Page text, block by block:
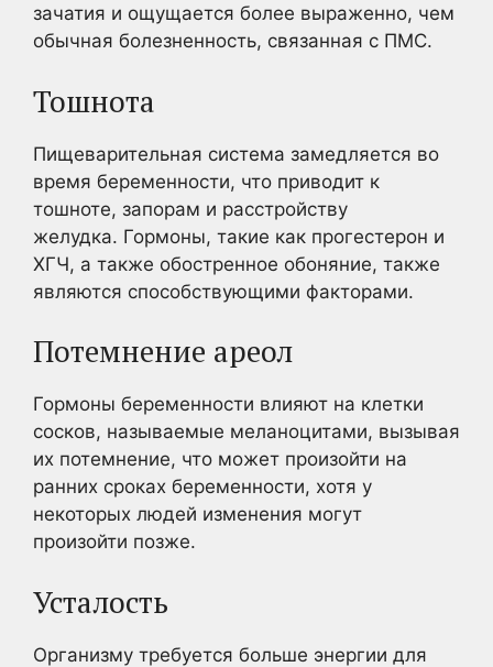
зачатия и ощущается более выраженно, чем
обычная болезненность, связанная с ПМС.
Тошнота
Пищеварительная система замедляется во
время беременности, что приводит к
тошноте, запорам и расстройству
желудка. Гормоны, такие как прогестерон и
ХГЧ, а также обостренное обоняние, также
являются способствующими факторами.
Потемнение ареол
Гормоны беременности влияют на клетки
сосков, называемые меланоцитами, вызывая
их потемнение, что может произойти на
ранних сроках беременности, хотя у
некоторых людей изменения могут
произойти позже.
Усталость
Организму требуется больше энергии для